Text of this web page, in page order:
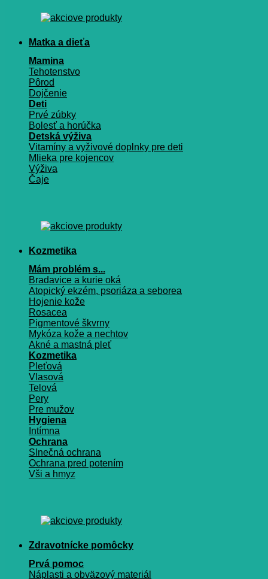
Matka a dieťa
Mamina
Tehotenstvo
Pôrod
Dojčenie
Deti
Prvé zúbky
Bolesť a horúčka
Detská výživa
Vitamíny a vyživové doplnky pre deti
Mlieka pre kojencov
Výživa
Čaje
Kozmetika
Mám problém s...
Bradavice a kurie oká
Atopický ekzém, psoriáza a seborea
Hojenie kože
Rosacea
Pigmentové škvrny
Mykóza kože a nechtov
Akné a mastná pleť
Kozmetika
Pleťová
Vlasová
Telová
Pery
Pre mužov
Hygiena
Intímna
Ochrana
Slnečná ochrana
Ochrana pred potením
Vši a hmyz
Zdravotnícke pomôcky
Prvá pomoc
Náplasti a obväzový materiál